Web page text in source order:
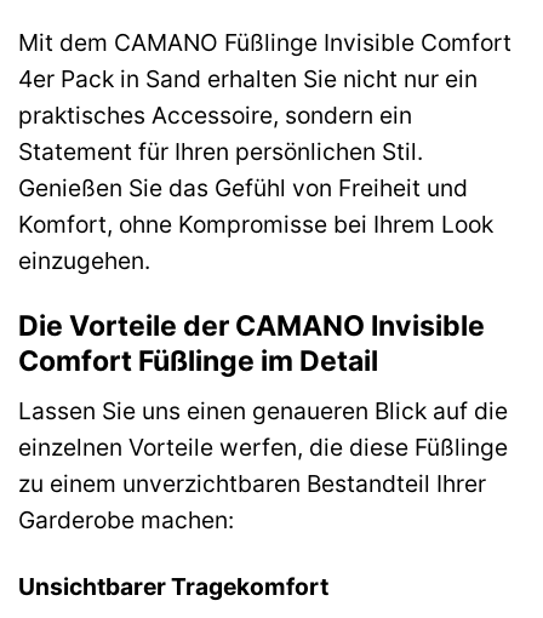
Mit dem CAMANO Füßlinge Invisible Comfort
4er Pack in Sand erhalten Sie nicht nur ein
praktisches Accessoire, sondern ein
Statement für Ihren persönlichen Stil.
Genießen Sie das Gefühl von Freiheit und
Komfort, ohne Kompromisse bei Ihrem Look
einzugehen.
Die Vorteile der CAMANO Invisible
Comfort Füßlinge im Detail
Lassen Sie uns einen genaueren Blick auf die
einzelnen Vorteile werfen, die diese Füßlinge
zu einem unverzichtbaren Bestandteil Ihrer
Garderobe machen:
Unsichtbarer Tragekomfort